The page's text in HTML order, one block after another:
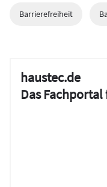
Barrierefreiheit
haustec.de
Das